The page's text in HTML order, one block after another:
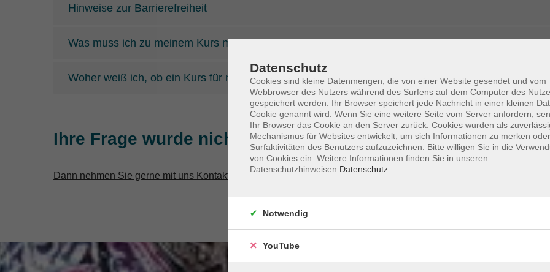
Hinweise zur Barrierefreiheit
Was muss ich zu meinem Kurs mitbringen?
Woher weiß ich, ob ein Kurs für mich geeignet ist?
Ihre Frage wurde nicht beantwortet?
Dann nehmen Sie gerne mit uns Kontakt auf!
Datenschutz
Cookies sind kleine Datenmengen, die von einer Website gesendet und vom
Webbrowser des Nutzers während des Surfens auf dem Computer des
gespeichert werden. Ihr Browser speichert jede Nachricht in einer kleinen
Cookie genannt wird. Wenn Sie eine weitere Seite vom Server anfordern,
Ihr Browser das Cookie an den Server zurück. Cookies wurden als
Mechanismus für Websites entwickelt, um sich Informationen zu merken
Surfaktivitäten des Benutzers aufzuzeichnen. Bitte willigen Sie in die
von Cookies ein. Weitere Informationen finden Sie in unseren
Datenschutzhinweisen. Datenschutz
Notwendig
YouTube